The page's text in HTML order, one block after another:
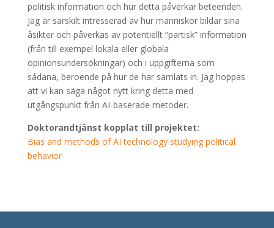
politisk information och hur detta påverkar beteenden.
Jag är särskilt intresserad av hur människor bildar sina
åsikter och påverkas av potentiellt “partisk” information
(från till exempel lokala eller globala
opinionsundersökningar) och i uppgifterna som
sådana, beroende på hur de har samlats in. Jag hoppas
att vi kan säga något nytt kring detta med
utgångspunkt från AI-baserade metoder.
Doktorandtjänst kopplat till projektet:
Bias and methods of AI technology studying political
behavior